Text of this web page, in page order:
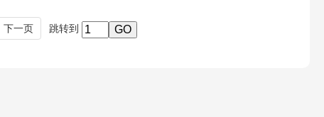
下一页 跳转到